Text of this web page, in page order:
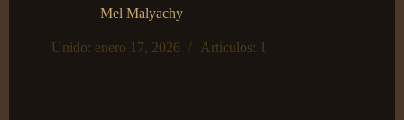
Mel Malyachy
Unido: enero 17, 2026 Artículos: 1